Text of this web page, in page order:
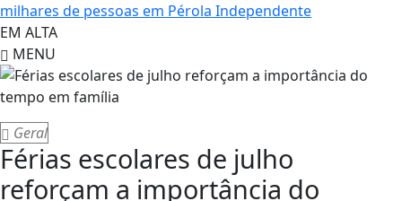
milhares de pessoas em Pérola Independente
EM ALTA
MENU
Geral
Férias escolares de julho
reforçam a importância do